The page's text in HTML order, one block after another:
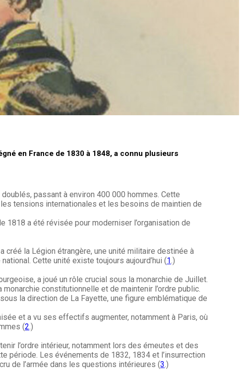
en France de 1830 à 1848, a connu plusieurs
passant à environ 400 000 hommes. Cette
tensions internationales et les besoins de maintien de
1818 a été révisée pour moderniser l’organisation de
créé la Légion étrangère, une unité militaire destinée à
Cette unité existe toujours aujourd’hui (1.)
a joué un rôle crucial sous la monarchie de Juillet.
constitutionnelle et de maintenir l’ordre public.
la direction de La Fayette, une figure emblématique de
et a vu ses effectifs augmenter, notamment à Paris, où
(2.)
l’ordre intérieur, notamment lors des émeutes et des
période. Les événements de 1832, 1834 et l’insurrection
de l’armée dans les questions intérieures (3.)